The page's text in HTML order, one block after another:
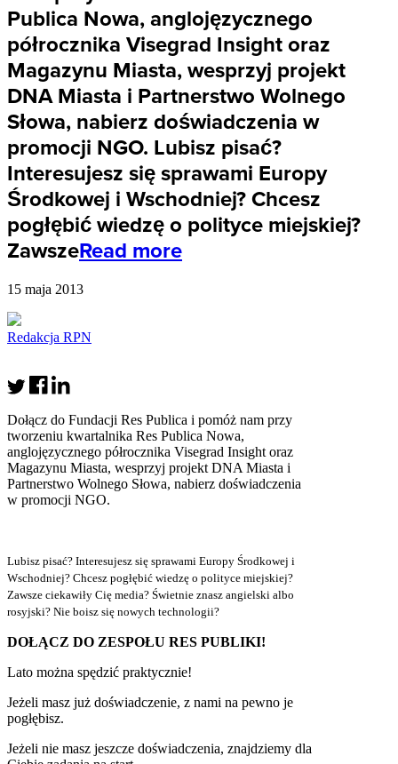
Publica Nowa, anglojęzycznego
półrocznika Visegrad Insight oraz
Magazynu Miasta, wesprzyj projekt
DNA Miasta i Partnerstwo Wolnego
Słowa, nabierz doświadczenia w
promocji NGO. Lubisz pisać?
Interesujesz się sprawami Europy
Środkowej i Wschodniej? Chcesz
pogłębić wiedzę o polityce miejskiej?
ZawszeRead more
15 maja 2013
Redakcja RPN
Dołącz do Fundacji Res Publica i pomóż nam przy
tworzeniu kwartalnika Res Publica Nowa,
anglojęzycznego półrocznika Visegrad Insight oraz
Magazynu Miasta, wesprzyj projekt DNA Miasta i
Partnerstwo Wolnego Słowa, nabierz doświadczenia
w promocji NGO.
Lubisz pisać? Interesujesz się sprawami Europy Środkowej i
Wschodniej? Chcesz pogłębić wiedzę o polityce miejskiej?
Zawsze ciekawiły Cię media? Świetnie znasz angielski albo
rosyjski? Nie boisz się nowych technologii?
DOŁĄCZ DO ZESPOŁU RES PUBLIKI!
Lato można spędzić praktycznie!
Jeżeli masz już doświadczenie, z nami na pewno je
pogłębisz.
Jeżeli nie masz jeszcze doświadczenia, znajdziemy dla